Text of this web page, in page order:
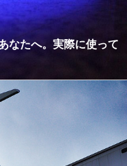
らしい道を見つける方
なたへ。実際に使って
ていました〜
整器）のせいなの？
動調整器について
思う